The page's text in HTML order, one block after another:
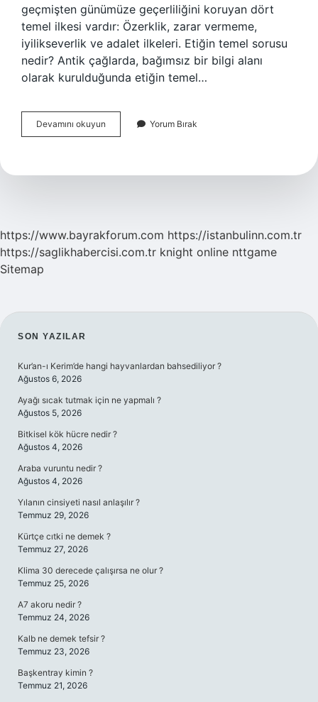
geçmişten günümüze geçerliliğini koruyan dört
temel ilkesi vardır: Özerklik, zarar vermeme,
iyilikseverlik ve adalet ilkeleri. Etiğin temel sorusu
nedir? Antik çağlarda, bağımsız bir bilgi alanı
olarak kurulduğunda etiğin temel…
Devamını okuyun
Temel
Yorum Bırak
https://www.bayrakforum.com https://istanbulinn.com.tr
https://saglikhabercisi.com.tr knight online nttgame
Sitemap
SIDEBAR
SON YAZILAR
Kur’an-ı Kerim’de hangi hayvanlardan bahsediliyor ?
Ağustos 6, 2026
Ayağı sıcak tutmak için ne yapmalı ?
Ağustos 5, 2026
Bitkisel kök hücre nedir ?
Ağustos 4, 2026
Araba vuruntu nedir ?
Ağustos 4, 2026
Yılanın cinsiyeti nasıl anlaşılır ?
Temmuz 29, 2026
Kürtçe cıtki ne demek ?
Temmuz 27, 2026
Klima 30 derecede çalışırsa ne olur ?
Temmuz 25, 2026
A7 akoru nedir ?
Temmuz 24, 2026
Kalb ne demek tefsir ?
Temmuz 23, 2026
Başkentray kimin ?
Temmuz 21, 2026